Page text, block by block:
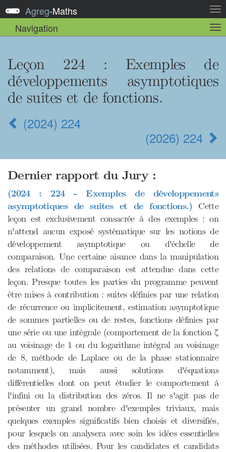
la
Agreg-Maths
Navigation
la
Leçon 224 : Exemples de
développements asymptotiques
de suites et de fonctions.
(2024) 224
(2026) 224
Dernier rapport du Jury :
(2024 : 224 - Exemples de développements
asymptotiques de suites et de fonctions.) Cette
leçon est exclusivement consacrée à des exemples : on
n'attend aucun exposé systématique sur les notions de
développement asymptotique ou d'échelle de
comparaison. Une certaine aisance dans la manipulation
des relations de comparaison est attendue dans cette
leçon. Presque toutes les parties du programme peuvent
être mises à contribution : suites définies par une relation
de récurrence ou implicitement, estimation asymptotique
de sommes partielles ou de restes, fonctions définies par
une série ou une intégrale (comportement de la fonction ζ
au voisinage de 1 ou du logarithme intégral au voisinage
de 8, méthode de Laplace ou de la phase stationnaire
notamment), mais aussi solutions d'équations
différentielles dont on peut étudier le comportement à
l'infini ou la distribution des zéros. Il ne s'agit pas de
présenter un grand nombre d'exemples triviaux, mais
quelques exemples significatifs bien choisis et diversifiés,
pour lesquels on analysera avec soin les idées essentielles
des méthodes utilisées. Pour les candidates et candidats